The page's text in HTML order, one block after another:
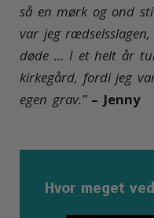
så en mørk og ond
var jeg
døde … I et helt år
kirkegård, fordi jeg
egen grav.” – Jenny
Hvor meget